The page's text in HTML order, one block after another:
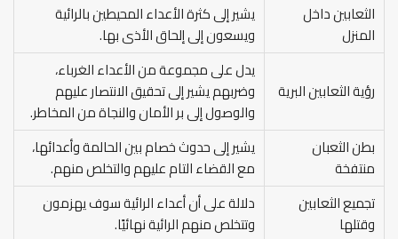
الثعابين داخل
المنزل
يشير إلى كثرة الأعداء المحيطين بالرائية
ويسعون إلى إلحاق الأذى بها.
رؤية الثعابين البرية
يدل على مجموعة من الأعداء الغرباء،
وضربهم يشير إلى تحقيق الانتصار عليهم
والوصول إلى بر الأمان والنجاة من المخاطر.
بطن الثعبان
منتفخة
يشير إلى حدوث خصام بين الحالمة وأعدائها،
مع القضاء التام عليهم والتخلص منهم.
تجميع الثعابين
وقتلها
دلالة على أن أعداء الرائية سوف يهزمون
وتتخلص منهم الرائية نهائيًا.